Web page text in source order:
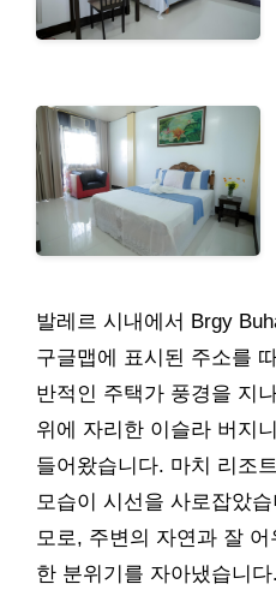
발레르 시내에서 Brgy
구글맵에 표시된 주소를
반적인 주택가 풍경을 지
위에 자리한 이슬라 버지
들어왔습니다. 마치 리조
모습이 시선을 사로잡았
모로, 주변의 자연과 잘
한 분위기를 자아냈습니